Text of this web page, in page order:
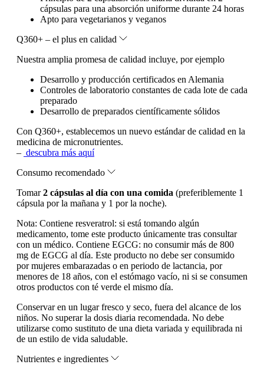
cápsulas para una absorción uniforme durante 24 horas
Apto para vegetarianos y veganos
Q360+ – el plus en calidad
Nuestra amplia promesa de calidad incluye, por ejemplo
Desarrollo y producción certificados en Alemania
Controles de laboratorio constantes de cada lote de cada
preparado
Desarrollo de preparados científicamente sólidos
Con Q360+, establecemos un nuevo estándar de calidad en la
medicina de micronutrientes.
– descubra más aquí
Consumo recomendado
Tomar2 cápsulas al día con una comida (preferiblemente 1
cápsula por la mañana y 1 por la noche).
Nota: Contiene resveratrol: si está tomando algún
medicamento, tome este producto únicamente tras consultar
con un médico. Contiene EGCG: no consumir más de 800
mg de EGCG al día. Este producto no debe ser consumido
por mujeres embarazadas o en periodo de lactancia, por
menores de 18 años, con el estómago vacío, ni si se consumen
otros productos con té verde el mismo día.
Conservar en un lugar fresco y seco, fuera del alcance de los
niños. No superar la dosis diaria recomendada. No debe
utilizarse como sustituto de una dieta variada y equilibrada ni
de un estilo de vida saludable.
Nutrientes e ingredientes